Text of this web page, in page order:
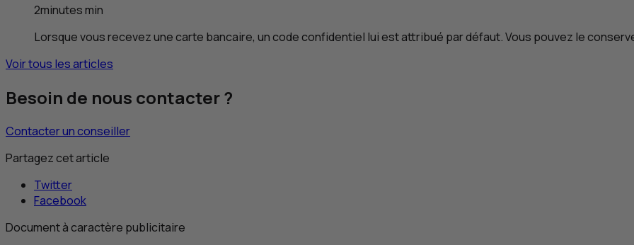
2minutesmin
Lorsque vous recevez une carte bancaire, un code confidentiel lui est attribué par défaut. Vous pouvez le
Voir tous les articles
Besoin de nous contacter ?
Contacter un conseiller
Partagez cet article
Twitter
Facebook
Document à caractère publicitaire